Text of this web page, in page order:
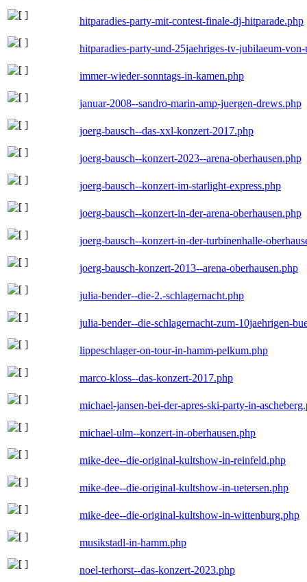
hitparadies-party-mit-contest-finale-dj-hitparade.php
hitparadies-party-und-25jaehriges-tv-jubilaeum-
immer-wieder-sonntags-in-kamen.php
januar-2008--sandro-marin-amp-juergen-drews.php
joerg-bausch--das-xxl-konzert-2017.php
joerg-bausch--konzert-2023--arena-oberhausen.php
joerg-bausch--konzert-im-starlight-express.php
joerg-bausch--konzert-in-der-arena-oberhausen.php
joerg-bausch--konzert-in-der-turbinenhalle-
joerg-bausch-konzert-2013--arena-oberhausen.php
julia-bender--die-2.-schlagernacht.php
julia-bender--die-schlagernacht-zum-10jaehrigen-
lippeschlager-on-tour-in-hamm-pelkum.php
marco-kloss--das-konzert-2017.php
michael-jansen-bei-der-apres-ski-party-in-
michael-ulm--konzert-in-oberhausen.php
mike-dee--die-original-kultshow-in-reinfeld.php
mike-dee--die-original-kultshow-in-uetersen.php
mike-dee--die-original-kultshow-in-wittenburg.php
musikstadl-in-hamm.php
noel-terhorst--das-konzert-2023.php